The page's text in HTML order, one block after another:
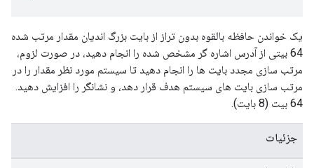
یک خواندن حافظه بالقوه بدون تراز از بایت بزرگ اندیان مقدار مرتب شده
64 بیتی از آدرس اشاره گر مشخص شده را انجام دهید، در صورت لزوم،
مرتب سازی مجدد بایت ها را انجام دهید تا سیستم مورد نظر مقدار را در
مرتب سازی بایت های سیستم هدف قرار دهد، و نشانگر را افزایش دهید.
64 بیت (8 بایت).
جزئیات